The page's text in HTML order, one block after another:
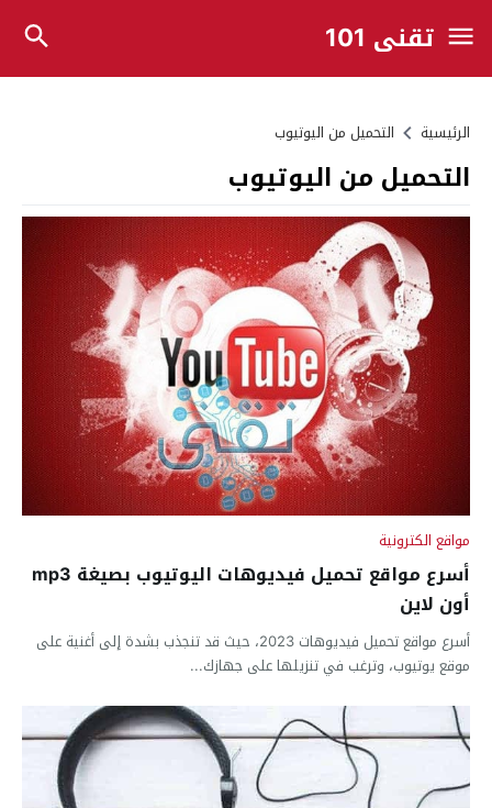
تقني 101
الرئيسية التحميل من اليوتيوب
التحميل من اليوتيوب
مواقع الكترونية
أسرع مواقع تحميل فيديوهات اليوتيوب بصيغة mp3
أون لاين
أسرع مواقع تحميل فيديوهات 2023، حيث قد تنجذب بشدة إلى أغنية على
موقع يوتيوب، وترغب في تنزيلها على جهازك...